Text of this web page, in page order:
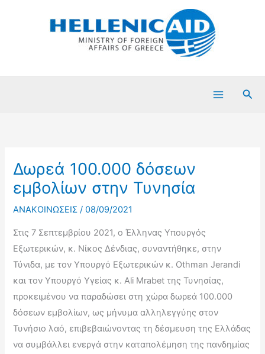
Δωρεά 100.000 δόσεων
εμβολίων στην Τυνησία
ΑΝΑΚΟΙΝΩΣΕΙΣ /08/09/2021
Στις 7 Σεπτεμβρίου 2021, ο Έλληνας Υπουργός
Εξωτερικών, κ. Νίκος Δένδιας, συναντήθηκε, στην
Τύνιδα, με τον Υπουργό Εξωτερικών κ. Othman Jerandi
και τον Υπουργό Υγείας κ. Ali Mrabet της Τυνησίας,
προκειμένου να παραδώσει στη χώρα δωρεά 100.000
δόσεων εμβολίων, ως μήνυμα αλληλεγγύης στον
Τυνήσιο λαό, επιβεβαιώνοντας τη δέσμευση της Ελλάδας
να συμβάλλει ενεργά στην καταπολέμηση της πανδημίας